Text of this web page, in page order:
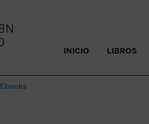
INICIO LIBROS
Ebooks